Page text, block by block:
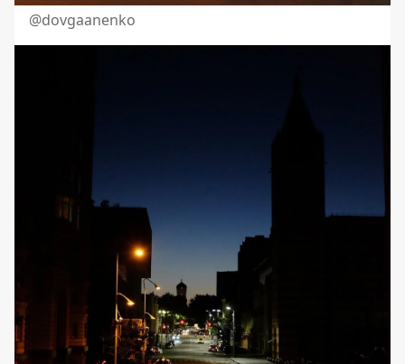
@dovgaanenko